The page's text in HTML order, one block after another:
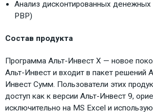
Анализ дисконтированных денежных
PBP)
Состав продукта
Программа Альт-Инвест Х — новое
Альт-Инвест и входит в пакет решений
Инвест Сумм. Пользователи этих
доступ как к версии Альт-Инвест 9,
исключительно на MS Excel и